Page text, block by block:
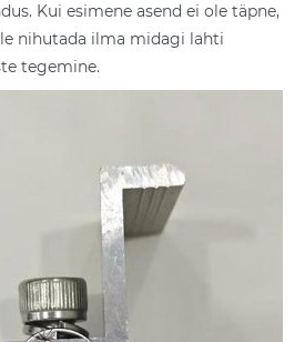
Kui esimene asend ei ole täpne,
nihutada ilma midagi lahti
tegemine.